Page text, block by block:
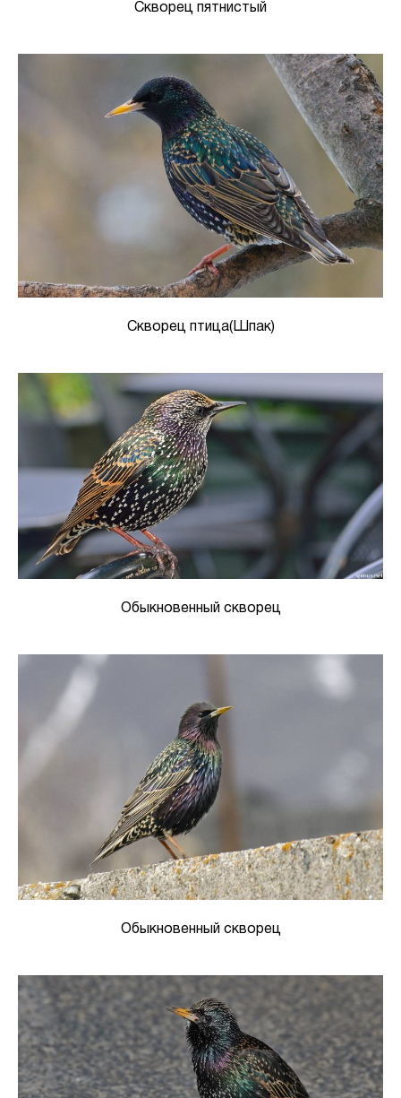
Скворец пятнистый
Скворец птица(Шпак)
Обыкновенный скворец
Обыкновенный скворец